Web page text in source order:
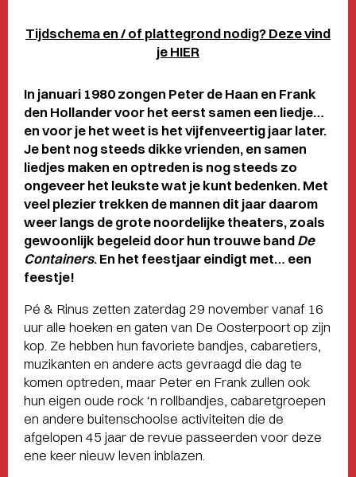
Tijdschema en / of plattegrond nodig? Deze vind
je HIER
In januari 1980 zongen Peter de Haan en Frank
den Hollander voor het eerst samen een liedje…
en voor je het weet is het vijfenveertig jaar later.
Je bent nog steeds dikke vrienden, en samen
liedjes maken en optreden is nog steeds zo
ongeveer het leukste wat je kunt bedenken. Met
veel plezier trekken de mannen dit jaar daarom
weer langs de grote noordelijke theaters, zoals
gewoonlijk begeleid door hun trouwe bandDe
Containers. En het feestjaar eindigt met… een
feestje!
Pé & Rinus zetten zaterdag 29 november vanaf 16
uur alle hoeken en gaten van De Oosterpoort op zijn
kop. Ze hebben hun favoriete bandjes, cabaretiers,
muzikanten en andere acts gevraagd die dag te
komen optreden, maar Peter en Frank zullen ook
hun eigen oude rock ‘n rollbandjes, cabaretgroepen
en andere buitenschoolse activiteiten die de
afgelopen 45 jaar de revue passeerden voor deze
ene keer nieuw leven inblazen.